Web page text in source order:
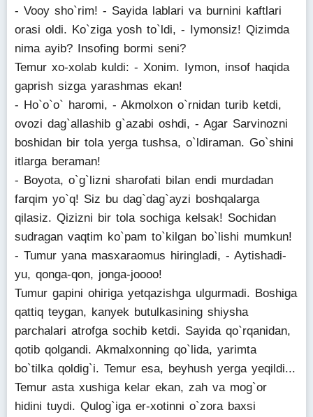
- Vooy sho`rim! - Sayida lablari va burnini kaftlari
orasi oldi. Ko`ziga yosh to`ldi, - Iymonsiz! Qizimda
nima ayib? Insofing bormi seni?
Temur xo-xolab kuldi: - Xonim. Iymon, insof haqida
gaprish sizga yarashmas ekan!
- Ho`o`o` haromi, - Akmolxon o`rnidan turib ketdi,
ovozi dag`allashib g`azabi oshdi, - Agar Sarvinozni
boshidan bir tola yerga tushsa, o`ldiraman. Go`shini
itlarga beraman!
- Boyota, o`g`lizni sharofati bilan endi murdadan
farqim yo`q! Siz bu dag`dag`ayzi boshqalarga
qilasiz. Qizizni bir tola sochiga kelsak! Sochidan
sudragan vaqtim ko`pam to`kilgan bo`lishi mumkun!
- Tumur yana masxaraomus hiringladi, - Aytishadi-
yu, qonga-qon, jonga-joooo!
Tumur gapini ohiriga yetqazishga ulgurmadi. Boshiga
qattiq teygan, kanyek butulkasining shiysha
parchalari atrofga sochib ketdi. Sayida qo`rqanidan,
qotib qolgandi. Akmalxonning qo`lida, yarimta
bo`tilka qoldig`i. Temur esa, beyhush yerga yeqildi...
Temur asta xushiga kelar ekan, zah va mog`or
hidini tuydi. Qulog`iga er-xotinni o`zora baxsi